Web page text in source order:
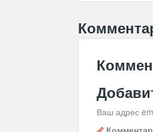
Ваш адрес